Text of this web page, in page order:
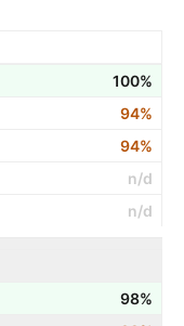
100%
94%
94%
n/d
n/d
98%